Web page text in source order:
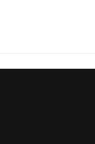
a cafeína atua no sistema